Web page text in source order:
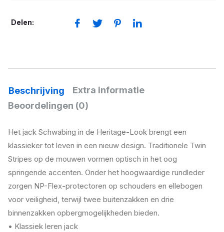
Delen:
Beschrijving
Extra informatie
Beoordelingen (0)
Het jack Schwabing in de Heritage-Look brengt een
klassieker tot leven in een nieuw design. Traditionele Twin
Stripes op de mouwen vormen optisch in het oog
springende accenten. Onder het hoogwaardige rundleder
zorgen NP-Flex-protectoren op schouders en ellebogen
voor veiligheid, terwijl twee buitenzakken en drie
binnenzakken opbergmogelijkheden bieden.
• Klassiek leren jack